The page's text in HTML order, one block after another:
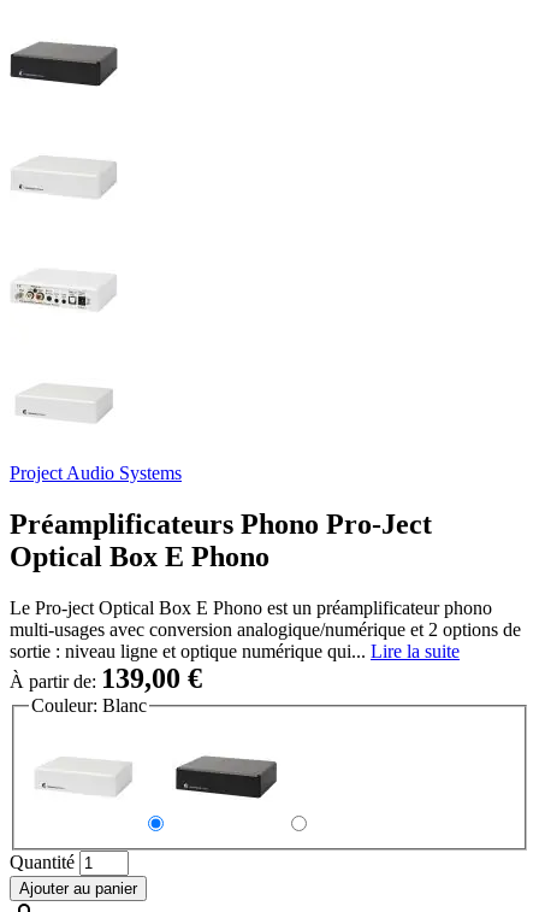
Project Audio Systems
Préamplificateurs Phono Pro-Ject
Optical Box E Phono
Le Pro-ject Optical Box E Phono est un préamplificateur phono
multi-usages avec conversion analogique/numérique et 2 options de
sortie : niveau ligne et optique numérique qui... Lire la suite
À partir de: 139,00 €
Couleur: Blanc
Quantité
Ajouter au panier